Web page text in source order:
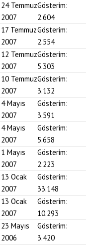
24 Temmuz
2007
Gösterim:
2.604
17 Temmuz
2007
Gösterim:
2.554
12 Temmuz
2007
Gösterim:
5.303
10 Temmuz
2007
Gösterim:
3.132
4 Mayıs
2007
Gösterim:
3.591
4 Mayıs
2007
Gösterim:
5.658
1 Mayıs
2007
Gösterim:
2.223
13 Ocak
2007
Gösterim:
33.148
13 Ocak
2007
Gösterim:
10.293
23 Mayıs
2006
Gösterim:
3.420